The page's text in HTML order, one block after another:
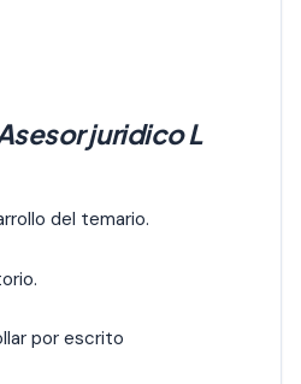
juridico L
del temario.
por escrito